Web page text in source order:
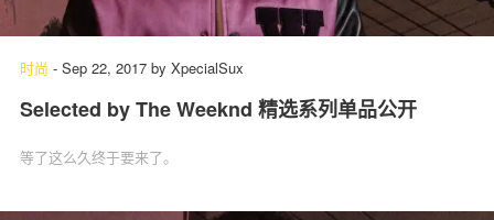
时尚 - Sep 22, 2017 by XpecialSux
Selected by The Weeknd 精选系列单品公开
等了这么久终于要来了。